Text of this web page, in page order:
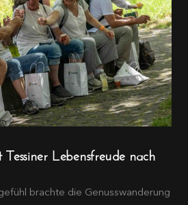
Lebensfreude nach
brachte die Genusswanderung